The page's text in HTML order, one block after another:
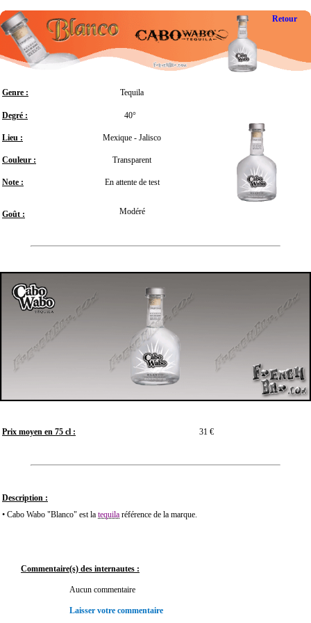
Retour
Genre : Tequila
Degré : 40°
Lieu : Mexique - Jalisco
Couleur : Transparent
Note : En attente de test
Goût : Modéré
Prix moyen en 75 cl : 31 €
Description :
• Cabo Wabo "Blanco" est la tequila référence de la marque.
Commentaire(s) des internautes :
Aucun commentaire
Laisser votre commentaire